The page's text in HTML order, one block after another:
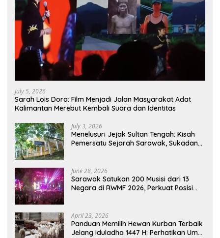
July 5, 2026
Sarah Lois Dora: Film Menjadi Jalan Masyarakat Adat
Kalimantan Merebut Kembali Suara dan Identitas
July 3, 2026
Menelusuri Jejak Sultan Tengah: Kisah
Pemersatu Sejarah Sarawak, Sukadana,
June 28, 2026
Sarawak Satukan 200 Musisi dari 13
Negara di RWMF 2026, Perkuat Posisi
April 23, 2026
Panduan Memilih Hewan Kurban Terbaik
Jelang Iduladha 1447 H: Perhatikan Umur